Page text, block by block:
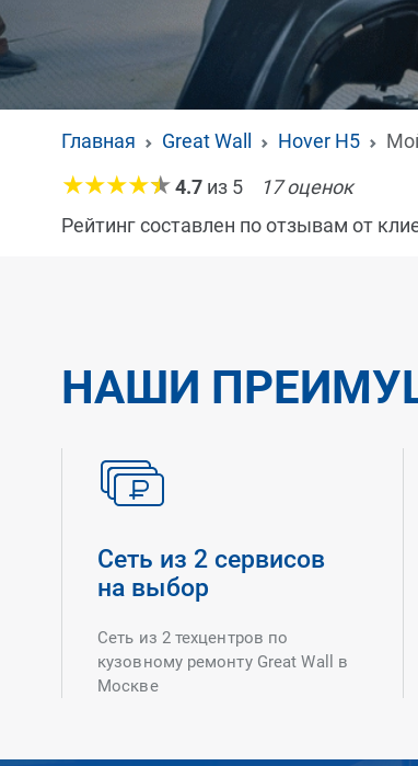
Главная Great Wall Hover H5
4.7 из 5 17оценок
Рейтинг составлен по отзывам от
НАШИ
Сеть из 2 сервисов
на выбор
Сеть из 2 техцентров по
кузовному ремонту Great Wall в
Москве